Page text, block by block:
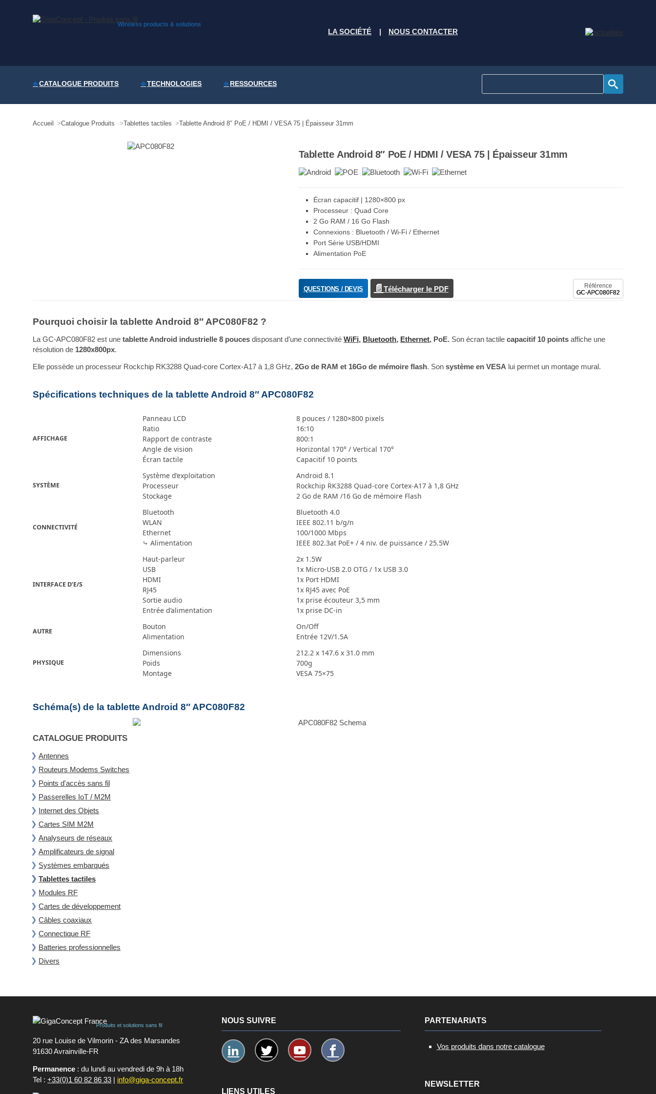
Wireless products & solutions
LA SOCIÉTÉ NOUS CONTACTER
CATALOGUE PRODUITS TECHNOLOGIES RESSOURCES
Accueil Catalogue Produits Tablettes tactiles Tablette Android 8″ PoE / HDMI / VESA 75 | Épaisseur 31mm
Tablette Android 8″ PoE / HDMI / VESA 75 | Épaisseur 31mm
Écran capacitif | 1280×800 px
Processeur : Quad Core
2 Go RAM / 16 Go Flash
Connexions : Bluetooth / Wi-Fi / Ethernet
Port Série USB/HDMI
Alimentation PoE
Référence
GC-APC080F82
QUESTIONS / DEVIS Télécharger le PDF
Pourquoi choisir la tablette Android 8″ APC080F82 ?
La GC-APC080F82 est unetablette Android industrielle 8 pouces disposant d’une connectivitéWiFi, Bluetooth, Ethernet, PoE. Son écran tactile capacitif 10 points affiche une
résolution de 1280x800px.
Elle possède un processeur Rockchip RK3288 Quad-core Cortex-A17 à 1,8 GHz,2Go de RAM et 16Go de mémoire flash. Sonsystème en VESA lui permet un montage mural.
Spécifications techniques de la tablette Android 8″ APC080F82
AFFICHAGE
Panneau LCD
Ratio
Rapport de contraste
Angle de vision
Écran tactile
8 pouces / 1280×800 pixels
16:10
800:1
Horizontal 170° / Vertical 170°
Capacitif 10 points
SYSTÈME
Système d’exploitation
Processeur
Stockage
Android 8.1
Rockchip RK3288 Quad-core Cortex-A17 à 1,8 GHz
2 Go de RAM /16 Go de mémoire Flash
CONNECTIVITÉ
Bluetooth
WLAN
Ethernet
⤷ Alimentation
Bluetooth 4.0
IEEE 802.11 b/g/n
100/1000 Mbps
IEEE 802.3at PoE+ / 4 niv. de puissance / 25.5W
INTERFACE D’E/S
Haut-parleur
USB
HDMI
RJ45
Sortie audio
Entrée d’alimentation
2x 1.5W
1x Micro-USB 2.0 OTG / 1x USB 3.0
1x Port HDMI
1x RJ45 avec PoE
1x prise écouteur 3,5 mm
1x prise DC-in
AUTRE
Bouton
Alimentation
On/Off
Entrée 12V/1.5A
PHYSIQUE
Dimensions
Poids
Montage
212.2 x 147.6 x 31.0 mm
700g
VESA 75×75
Schéma(s) de la tablette Android 8″ APC080F82
CATALOGUE PRODUITS
Antennes
Routeurs Modems Switches
Points d'accès sans fil
Passerelles IoT / M2M
Internet des Objets
Cartes SIM M2M
Analyseurs de réseaux
Amplificateurs de signal
Systèmes embarqués
Tablettes tactiles
Modules RF
Cartes de développement
Câbles coaxiaux
Connectique RF
Batteries professionnelles
Divers
Produits et solutions sans fil
20 rue Louise de Vilmorin - ZA des Marsandes
91630 Avrainvilleㅤ-ㅤFR
Permanence : du lundi au vendredi de 9h à 18h
Tel :+33(0)1 60 82 86 33 info@giga-concept.fr
NOUS SUIVRE
LIENS UTILES
PARTENARIATS
Vos produits dans notre catalogue
NEWSLETTER